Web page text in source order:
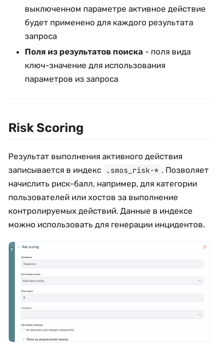
выключенном параметре активное действие
будет применено для каждого результата
запроса
Поля из результатов поиска - поля вида
ключ-значение для использования
параметров из запроса
Risk Scoring
Результат выполнения активного действия
записывается в индекс
.smos_risk-* . Позволяет
начислить риск-балл, например, для категории
пользователей или хостов за выполнение
контролируемых действий. Данные в индексе
можно использовать для генерации инцидентов.